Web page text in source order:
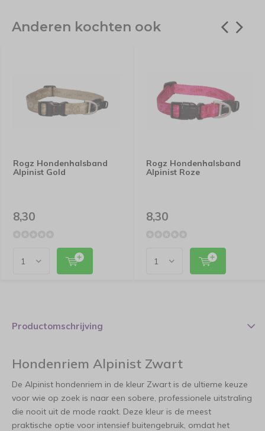
Anderen kochten ook
Rogz Hondenhalsband
Alpinist Gold
8,30
Rogz Hondenhalsband
Alpinist Roze
8,30
Productomschrijving
Hondenriem Alpinist Zwart
De Alpinist hondenriem in de kleur Zwart is de ultieme keuze
voor wie op zoek is naar een sobere, professionele uitstraling
die nooit uit de mode raakt. Deze kleur is de meest
praktische optie voor intensief buitengebruik, omdat het